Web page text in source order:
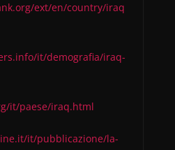
ext/en/country/iraq
it/demografia/iraq-
it/paese/iraq.html
it/pubblicazione/la-